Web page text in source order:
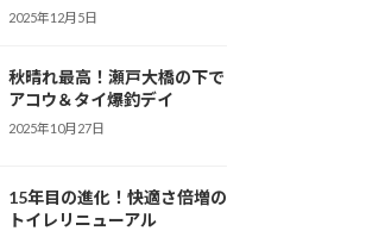
2025年12月5日
秋晴れ最高！瀬戸大橋の下で
アコウ＆タイ爆釣デイ
2025年10月27日
15年目の進化！快適さ倍増の
トイレリニューアル